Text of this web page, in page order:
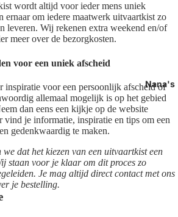
Nana's
wordt altijd voor ieder mens uniek
ernaar om iedere maatwerk uitvaartkist zo
leveren. Wij rekenen extra weekend en/of
meer over de bezorgkosten.
voor een uniek afscheid
inspiratie voor een persoonlijk afscheid of
allemaal mogelijk is op het gebied
dan eens een kijkje op de website
vind je informatie, inspiratie en tips om een
gedenkwaardig te maken.
dat het kiezen van een uitvaartkist een
staan voor je klaar om dit proces zo
Je mag altijd direct contact met ons
je bestelling.